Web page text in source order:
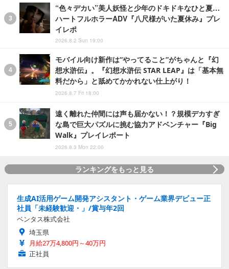
“色々デカい”美人妖怪と少年のドキドキなひと夏…
ハートフルホラーADV『八尺様がいた夏休み』プレ
イレポ
2026.8.2 Sun 19:00
モバイル向け新作は“やってること”がちゃんと『幻
想水滸伝』。『幻想水滸伝 STAR LEAP』は「基本無
料だから」と舐めてかかれない仕上がり！
2026.8.7 Fri 18:00
遠く離れた仲間には声も届かない！？規模デカすぎ
な島で巨大パズルに挑む協力アドベンチャー『Big
Walk』プレイレポート
2026.8.3 Mon 22:00
ランキングをもっと見る
生成AI活用ゲーム開発アシスタント・ゲーム業界デビュー正
社員「未経験歓迎・」/賞与年2回
ベンタス株式会社
埼玉県
月給27万4,800円～40万円
正社員